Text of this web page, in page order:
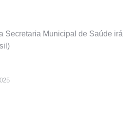
Secretaria Municipal de Saúde irá